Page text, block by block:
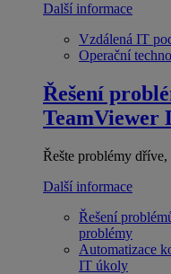
Další informace
Vzdálená IT
Operační
Řešení
TeamViewer
Řešte problémy
Další informace
Řešení
problémy
Automatizace
IT úkoly